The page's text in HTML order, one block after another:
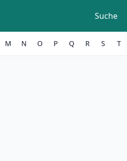
Suche
M N O P Q R S T